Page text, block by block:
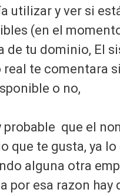
utilizar y ver si
(en el
de tu dominio, El
real te comentara
o no,
probable que el
que te gusta, ya lo
alguna otra
por esa razon hay